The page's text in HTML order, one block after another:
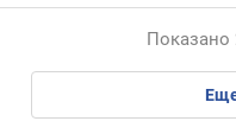
Показано